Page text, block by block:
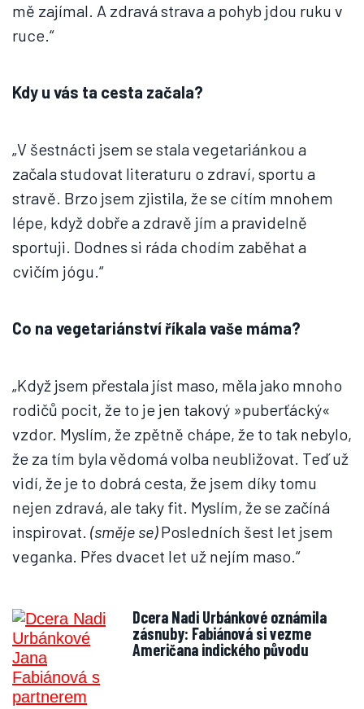
mě zajímal. A zdravá strava a pohyb jdou ruku v
ruce.“
Kdy u vás ta cesta začala?
„V šestnácti jsem se stala vegetariánkou a
začala studovat literaturu o zdraví, sportu a
stravě. Brzo jsem zjistila, že se cítím mnohem
lépe, když dobře a zdravě jím a pravidelně
sportuji. Dodnes si ráda chodím zaběhat a
cvičím jógu.“
Co na vegetariánství říkala vaše máma?
„Když jsem přestala jíst maso, měla jako mnoho
rodičů pocit, že to je jen takový »puberťácký«
vzdor. Myslím, že zpětně chápe, že to tak nebylo,
že za tím byla vědomá volba neubližovat. Teď už
vidí, že je to dobrá cesta, že jsem díky tomu
nejen zdravá, ale taky fit. Myslím, že se začíná
inspirovat. (směje se)Posledních šest let jsem
veganka. Přes dvacet let už nejím maso.“
Dcera Nadi Urbánkové oznámila
zásnuby: Fabiánová si vezme
Američana indického původu